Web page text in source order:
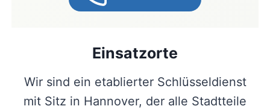
Einsatzorte
Wir sind ein etablierter Schlüsseldienst
mit Sitz in Hannover, der alle Stadtteile